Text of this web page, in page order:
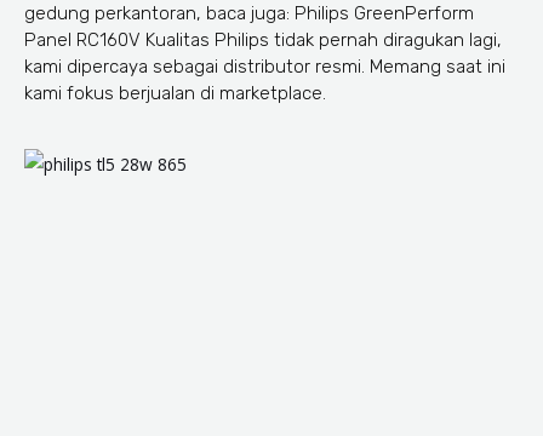
gedung perkantoran, baca juga: Philips GreenPerform
Panel RC160V Kualitas Philips tidak pernah diragukan lagi,
kami dipercaya sebagai distributor resmi. Memang saat ini
kami fokus berjualan di marketplace.